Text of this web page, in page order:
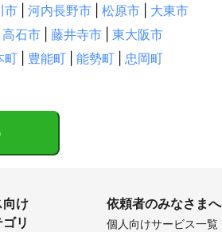
戸市 猪名川町
三田市
西脇市 播磨町
淡路市
市川町 福崎町
神河町
市
竜王町
市 河内長野市 松原市
大東市
高石市 藤井寺市
東大阪市
町 豊能町 能勢町
忠岡町
向け
リ
依頼者のみなさまへ
個人向けサービス一覧